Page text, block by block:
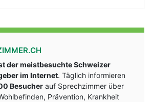
der meistbesuchte Schweizer
im Internet. Täglich informieren
Besucher auf Sprechzimmer über
Prävention, Krankheit